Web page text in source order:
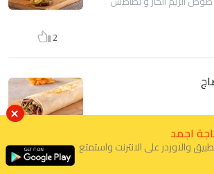
2
نعناع، صوص طحينة
8
اجمد
والاوردر على الانترنت واستمتع